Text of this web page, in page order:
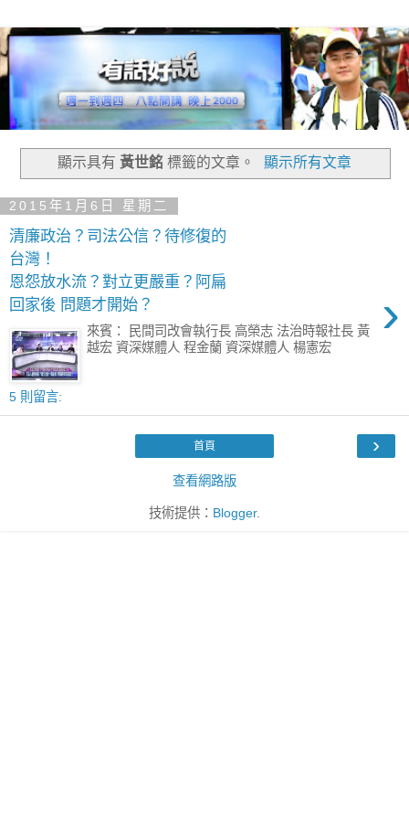
顯示具有 黃世銘 標籤的文章。 顯示所有文章
2015年1月6日 星期二
清廉政治？司法公信？待修復的
台灣！
恩怨放水流？對立更嚴重？阿扁
回家後 問題才開始？
›
來賓： 民間司改會執行長 高榮志 法治時報社長 黃
越宏 資深媒體人 程金蘭 資深媒體人 楊憲宏
5 則留言:
›
首頁
查看網路版
技術提供： Blogger.